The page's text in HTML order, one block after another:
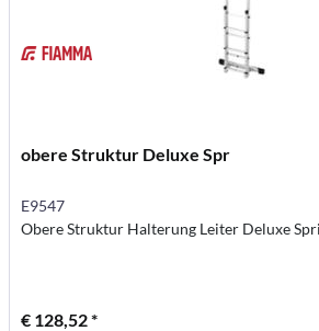
obere Struktur Deluxe Spr
E9547
Obere Struktur Halterung Leiter Deluxe
€ 128,52 *